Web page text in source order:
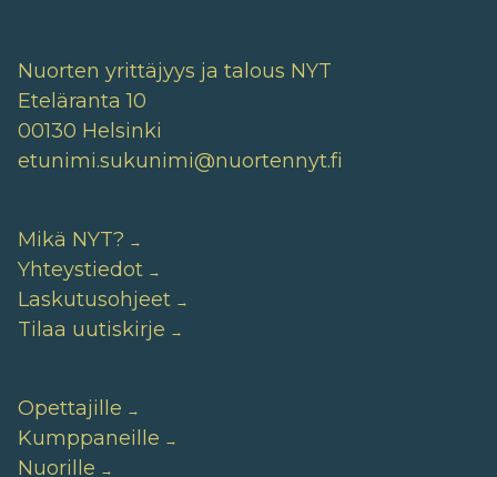
Nuorten yrittäjyys ja talous NYT
Eteläranta 10
00130 Helsinki
etunimi.sukunimi@nuortennyt.fi
Mikä NYT?
Yhteystiedot
Laskutusohjeet
Tilaa uutiskirje
Opettajille
Kumppaneille
Nuorille